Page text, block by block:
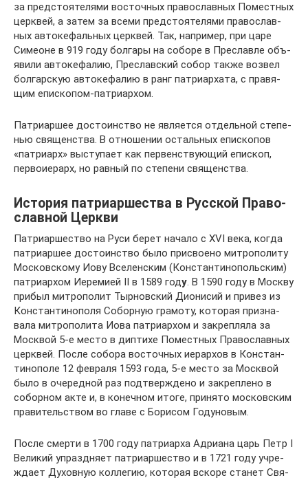
за пред­сто­я­те­лями восточ­ных пра­во­слав­ных Помест­ных
церк­вей, а затем за всеми пред­сто­я­те­лями пра­во­слав­
ных авто­ке­фаль­ных церк­вей. Так, напри­мер, при царе
Симеоне в 919 году бол­гары на соборе в Пре­славле объ­
явили авто­ке­фа­лию, Пре­слав­ский собор также возвел
бол­гар­скую авто­ке­фа­лию в ранг пат­ри­ар­хата, с пра­вя­
щим епи­ско­пом-пат­ри­ар­хом.
Пат­ри­ар­шее досто­ин­ство не явля­ется отдель­ной сте­пе­
нью свя­щен­ства. В отно­ше­нии осталь­ных епи­ско­пов
«пат­ри­арх» высту­пает как пер­вен­ству­ю­щий епи­скоп,
пер­во­и­е­рарх, но равный по сте­пени свя­щен­ства.
Исто­рия пат­ри­ар­ше­ства в Рус­ской Пра­во­
слав­ной Церкви
Пат­ри­ар­ше­ство на Руси берет начало с XVI века, когда
пат­ри­ар­шее досто­ин­ство было при­сво­ено мит­ро­по­литу
Мос­ков­скому Иову Все­лен­ским (Кон­стан­ти­но­поль­ским)
пат­ри­ар­хом Иере­мией II в 1589 году. В 1590 году в Москву
прибыл мит­ро­по­лит Тыр­нов­ский Дио­ни­сий и привез из
Кон­стан­ти­но­поля Собор­ную гра­моту, кото­рая при­зна­
вала мит­ро­по­лита Иова пат­ри­ар­хом и закреп­ляла за
Моск­вой 5‑е место в диптихе Помест­ных Пра­во­слав­ных
церк­вей. После собора восточ­ных иерар­хов в Кон­стан­
ти­но­поле 12 фев­раля 1593 года, 5‑е место за Моск­вой
было в оче­ред­ной раз под­твер­ждено и закреп­лено в
собор­ном акте и, в конеч­ном итоге, при­нято мос­ков­ским
пра­ви­тель­ством во главе с Бори­сом Году­но­вым.
После смерти в 1700 году пат­ри­арха Адри­ана царь Петр I
Вели­кий упразд­няет пат­ри­ар­ше­ство и в 1721 году учре­
ждает Духов­ную кол­ле­гию, кото­рая вскоре станет Свя­